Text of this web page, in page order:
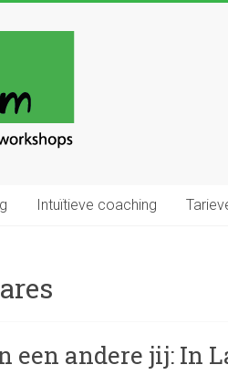
Intuïtieve coaching
andere jij: In